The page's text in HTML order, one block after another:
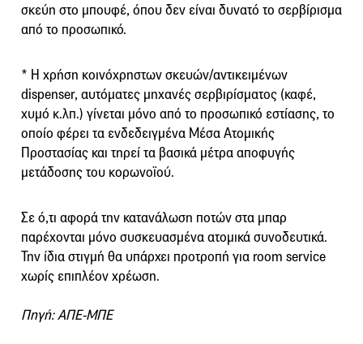
σκεύη στο μπουφέ, όπου δεν είναι δυνατό το σερβίρισμα
από το προσωπικό.
* Η χρήση κοινόχρηστων σκευών/αντικειμένων
dispenser, αυτόματες μηχανές σερβιρίσματος (καφέ,
χυμό κ.λπ.) γίνεται μόνο από το προσωπικό εστίασης, το
οποίο φέρει τα ενδεδειγμένα Μέσα Ατομικής
Προστασίας και τηρεί τα βασικά μέτρα αποφυγής
μετάδοσης του κορωνοϊού.
Σε ό,τι αφορά την κατανάλωση ποτών στα μπαρ
παρέχονται μόνο συσκευασμένα ατομικά συνοδευτικά.
Την ίδια στιγμή θα υπάρχει προτροπή για room service
χωρίς επιπλέον χρέωση.
Πηγή: ΑΠΕ-ΜΠΕ